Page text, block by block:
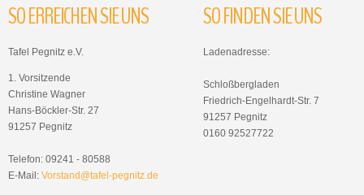
SOERREICHENSIEUNS
Tafel Pegnitz e.V.
1. Vorsitzende
Christine Wagner
Hans-Böckler-Str. 27
91257 Pegnitz
Telefon: 09241 - 80588
E-Mail: Vorstand@tafel-pegnitz.de
SOFINDENSIEUNS
Ladenadresse:
Schloßbergladen
Friedrich-Engelhardt-Str. 7
91257 Pegnitz
0160 92527722